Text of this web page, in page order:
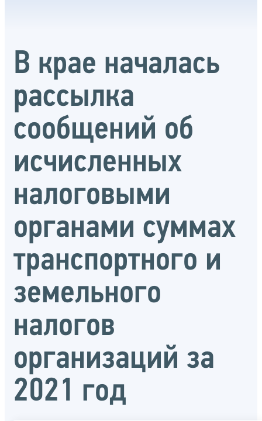
В крае началась
рассылка
сообщений об
исчисленных
налоговыми
органами суммах
транспортного и
земельного
налогов
организаций за
2021 год